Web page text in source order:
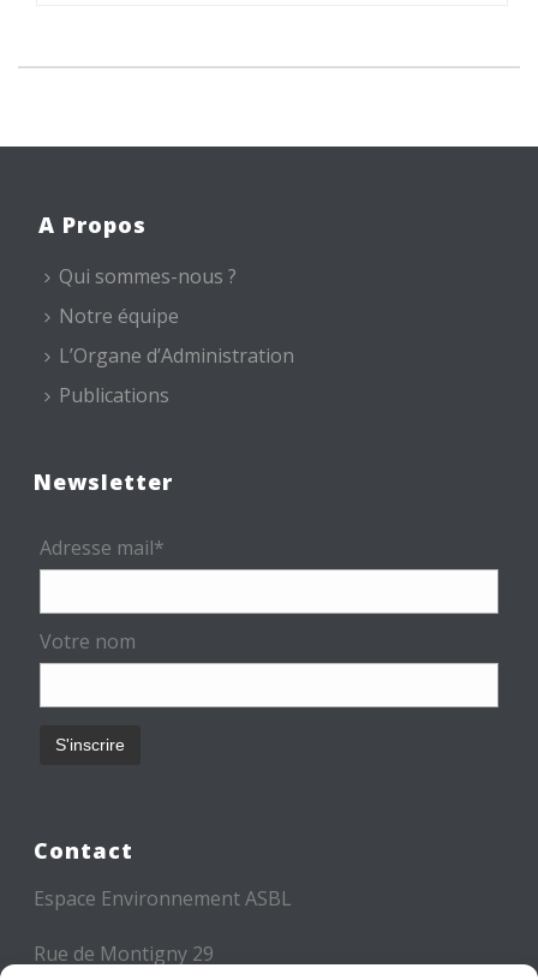
A Propos
Qui sommes-nous ?
Notre équipe
L’Organe d’Administration
Publications
Newsletter
Adresse mail*
Votre nom
Contact
Espace Environnement ASBL
Rue de Montigny 29